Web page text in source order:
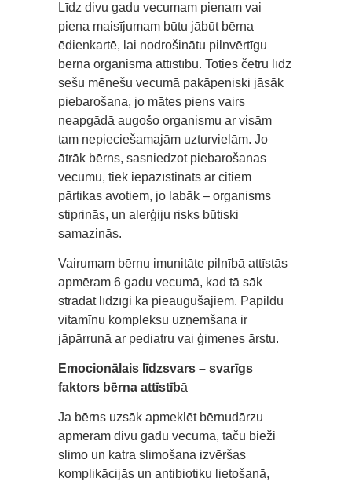
Līdz divu gadu vecumam pienam vai
piena maisījumam būtu jābūt bērna
ēdienkartē, lai nodrošinātu pilnvērtīgu
bērna organisma attīstību. Toties četru līdz
sešu mēnešu vecumā pakāpeniski jāsāk
piebarošana, jo mātes piens vairs
neapgādā augošo organismu ar visām
tam nepieciešamajām uzturvielām. Jo
ātrāk bērns, sasniedzot piebarošanas
vecumu, tiek iepazīstināts ar citiem
pārtikas avotiem, jo labāk – organisms
stiprinās, un alerģiju risks būtiski
samazinās.
Vairumam bērnu imunitāte pilnībā attīstās
apmēram 6 gadu vecumā, kad tā sāk
strādāt līdzīgi kā pieaugušajiem. Papildu
vitamīnu kompleksu uzņemšana ir
jāpārrunā ar pediatru vai ģimenes ārstu.
Emocionālais līdzsvars – svarīgs
faktors bērna attīstībā
Ja bērns uzsāk apmeklēt bērnudārzu
apmēram divu gadu vecumā, taču bieži
slimo un katra slimošana izvēršas
komplikācijās un antibiotiku lietošanā,